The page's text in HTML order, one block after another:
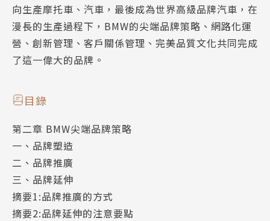
向生產摩托車、汽車，最後成為世界高級品牌汽車，在
漫長的生產過程下，BMW的尖端品牌策略、網路化運
營、創新管理、客戶關係管理、完美品質文化共同完成
了這一偉大的品牌。
目錄
第二章 BMW尖端品牌策略
一、品牌塑造
二、品牌推廣
三、品牌延伸
摘要1:品牌推廣的方式
摘要2:品牌延伸的注意要點